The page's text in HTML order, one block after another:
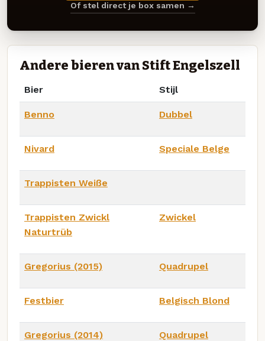
Of stel direct je box samen →
Andere bieren van Stift Engelszell
Bier Stijl
Benno Dubbel
Nivard Speciale Belge
Trappisten Weiße
Trappisten Zwickl
Naturtrüb
Zwickel
Gregorius (2015) Quadrupel
Festbier Belgisch Blond
Gregorius (2014) Quadrupel